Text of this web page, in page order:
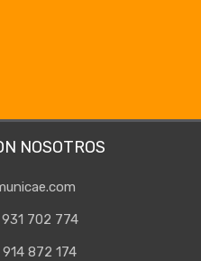
NOSOTROS
702 774
872 174